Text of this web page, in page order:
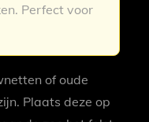
Perfect voor
of oude
Plaats deze op